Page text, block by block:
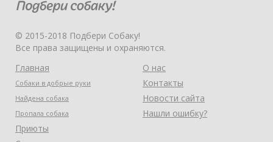
© 2015-2018 Подбери Собаку!
Все права защищены и охраняются.
Главная
Собаки в добрые руки
Найдена собака
Пропала собака
Приюты
О нас
Контакты
Новости сайта
Нашли ошибку?